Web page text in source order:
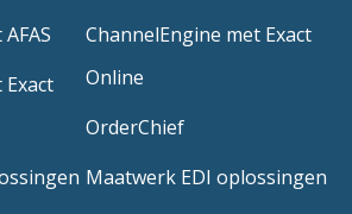
ChannelEngine met Exact
Online
OrderChief
Maatwerk EDI oplossingen